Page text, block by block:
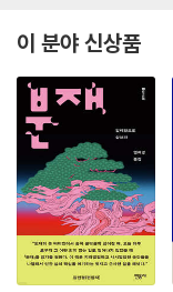
는 특정한 지방에 뿌리
이러한 점에서 마르케
비슷하다. 포크너의 작
를 두고 있으면서도, 실
는 삶의 문제, 그의 표현
제'를 설득력 있게 형상
제2차 세계대전 이후
이 분야 신상품